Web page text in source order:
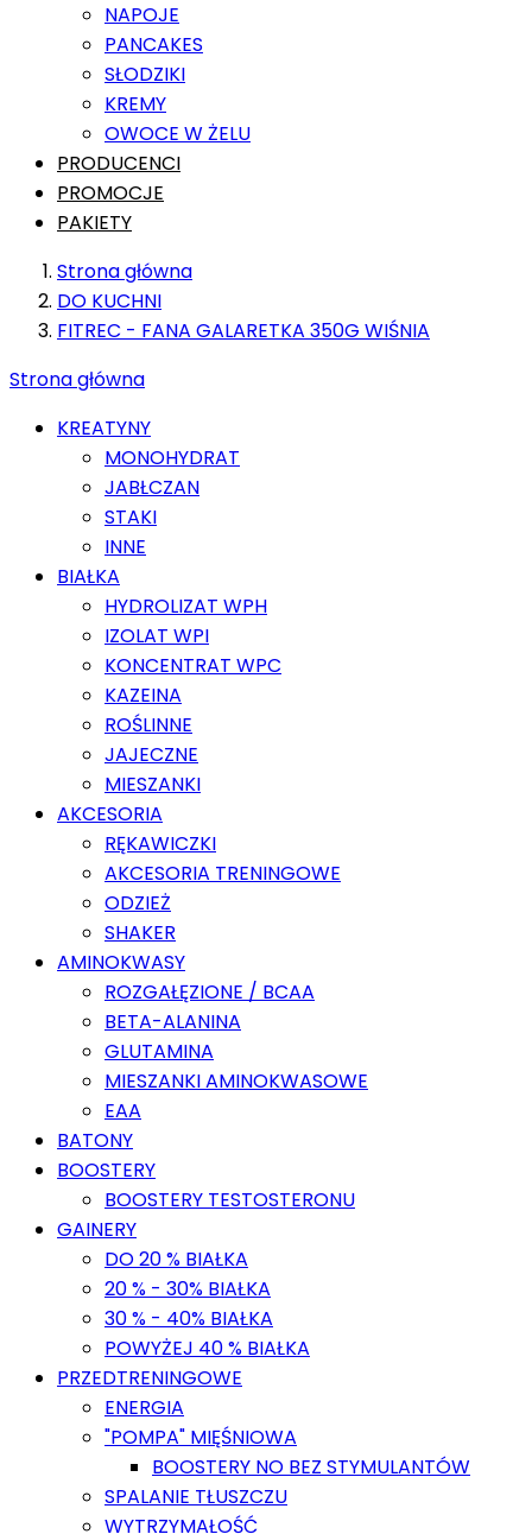
NAPOJE
PANCAKES
SŁODZIKI
KREMY
OWOCE W ŻELU
PRODUCENCI
PROMOCJE
PAKIETY
Strona główna
DO KUCHNI
FITREC - FANA GALARETKA 350G WIŚNIA
Strona główna
KREATYNY
MONOHYDRAT
JABŁCZAN
STAKI
INNE
BIAŁKA
HYDROLIZAT WPH
IZOLAT WPI
KONCENTRAT WPC
KAZEINA
ROŚLINNE
JAJECZNE
MIESZANKI
AKCESORIA
RĘKAWICZKI
AKCESORIA TRENINGOWE
ODZIEŻ
SHAKER
AMINOKWASY
ROZGAŁĘZIONE / BCAA
BETA-ALANINA
GLUTAMINA
MIESZANKI AMINOKWASOWE
EAA
BATONY
BOOSTERY
BOOSTERY TESTOSTERONU
GAINERY
DO 20 % BIAŁKA
20 % - 30% BIAŁKA
30 % - 40% BIAŁKA
POWYŻEJ 40 % BIAŁKA
PRZEDTRENINGOWE
ENERGIA
"POMPA" MIĘŚNIOWA
BOOSTERY NO BEZ STYMULANTÓW
SPALANIE TŁUSZCZU
WYTRZYMAŁOŚĆ